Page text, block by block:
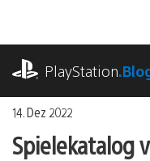
springen
PlayStation
14. Dez 2022
Spielekatalog